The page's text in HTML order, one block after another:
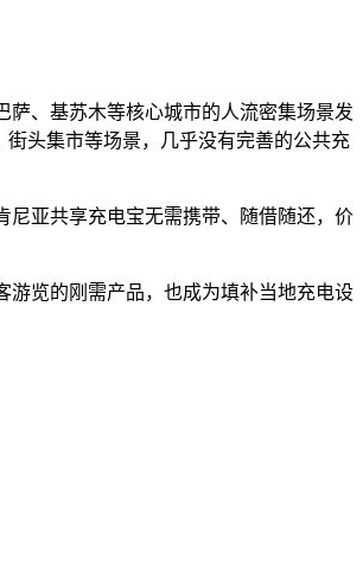
、基苏木等核心城市的人流密集场景发
头集市等场景，几乎没有完善的公共充
尼亚共享充电宝无需携带、随借随还，价
游览的刚需产品，也成为填补当地充电设